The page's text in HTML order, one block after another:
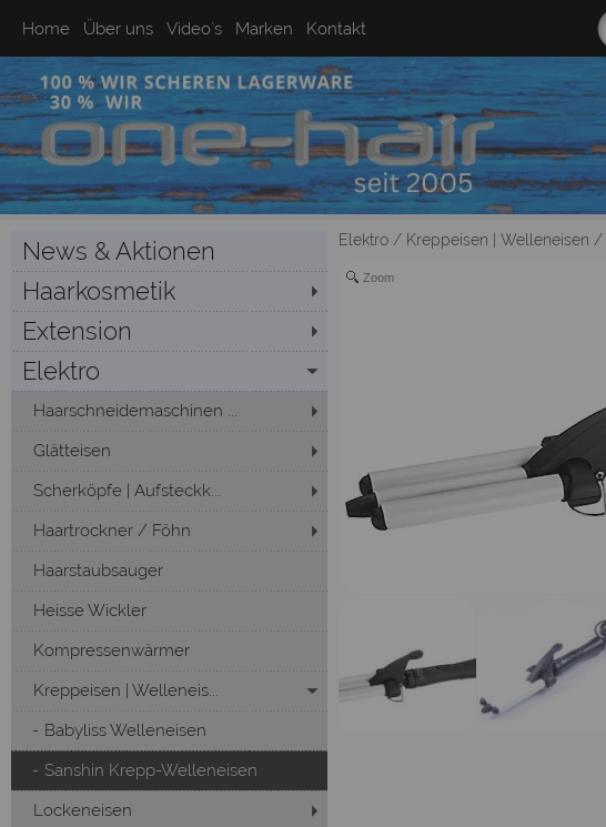
Home Über uns Video`s Marken Kontakt
News & Aktionen
Haarkosmetik
Extension
Elektro
Haarschneidemaschinen ...
Glätteisen
Scherköpfe | Aufsteckk...
Haartrockner / Föhn
Haarstaubsauger
Heisse Wickler
Kompressenwärmer
Kreppeisen | Welleneis...
Babyliss Welleneisen
Sanshin Krepp-Welleneisen
Lockeneisen
Elektro / Kreppeisen | Welleneisen /
Zoom